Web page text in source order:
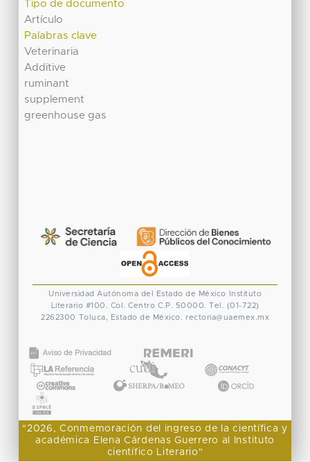
Tipo de documento
Artículo
Palabras clave
Veterinaria
Additive
ruminant
supplement
greenhouse gas
Universidad Autónoma del Estado de México
Instituto
Literario #100. Col. Centro C.P. 50000. Tel. (01-722)
2262300 Toluca, Estado de México. rectoria@uaemex.mx
"2026, Conmemoración del ingreso de la científica y
académica Elena Cárdenas Guerrero al Instituto
científico Literario"